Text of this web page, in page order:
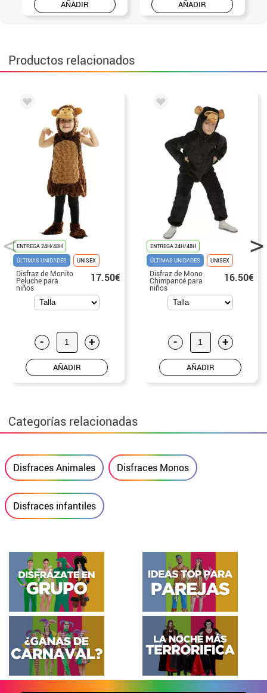
AÑADIR AÑADIR
Productos relacionados
ENTREGA 24H/48H
ÚLTIMAS UNIDADES
UNISEX
Disfraz de Monito
Peluche para
niños
17.50€
- +
AÑADIR
ENTREGA 24H/48H
ÚLTIMAS UNIDADES
UNISEX
Disfraz de Mono
Chimpancé para
niños
16.50€
- +
AÑADIR
Categorías relacionadas
Disfraces Animales Disfraces Monos
Disfraces infantiles